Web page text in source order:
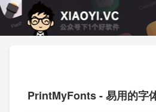
PrintMyFonts - 易用的字